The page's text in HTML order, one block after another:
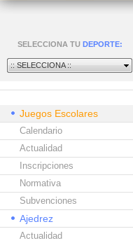
SELECCIONA TU DEPORTE:
:: SELECCIONA ::
Juegos Escolares
Calendario
Actualidad
Inscripciones
Normativa
Subvenciones
Ajedrez
Actualidad